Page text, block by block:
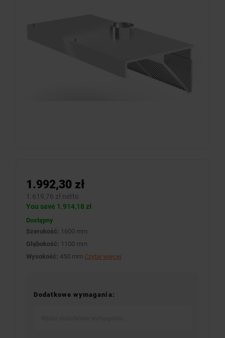
1.992,30 zł
1.619,76 zł netto
You save 1.914,18 zł
Dostępny
Szerokość: 1600 mm
Głębokość: 1100 mm
Wysokość: 450 mm Czytaj więcej
Dodatkowe wymagania: